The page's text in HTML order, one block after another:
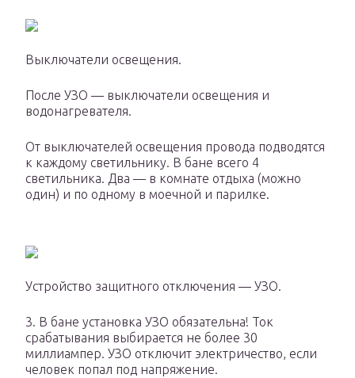
Выключатели освещения.
После УЗО — выключатели освещения и
водонагревателя.
От выключателей освещения провода подводятся
к каждому светильнику. В бане всего 4
светильника. Два — в комнате отдыха (можно
один) и по одному в моечной и парилке.
Устройство защитного отключения — УЗО.
3. В бане установка УЗО обязательна! Ток
срабатывания выбирается не более 30
миллиампер. УЗО отключит электричество, если
человек попал под напряжение.